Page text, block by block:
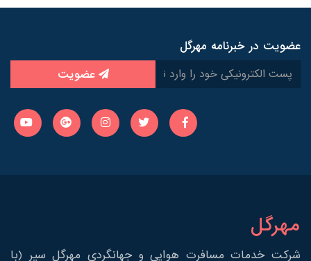
عضویت در خبرنامه مهرگل
عضویت
مهرگل
شرکت خدمات مسافرت هوایی و جهانگردی مهرگل سیر (با